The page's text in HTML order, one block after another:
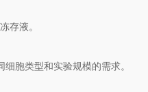
存液。
胞类型和实验规模的需求。